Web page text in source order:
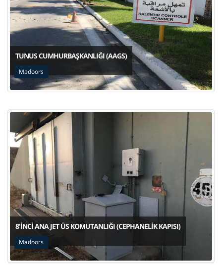
TUNUS CUMHURBAŞKANLIĞI (AAGS)
Madoors
8'INCI ANA JET ÜS KOMUTANLIĞI (CEPHANELIK KAPISI)
Madoors